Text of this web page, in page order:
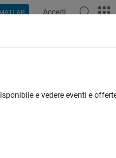
Accedi
How useful was this
e vedere eventi e